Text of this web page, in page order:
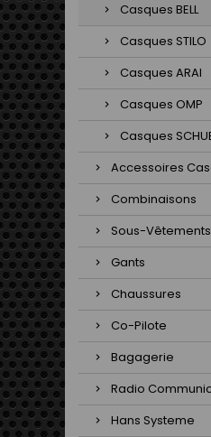
Casques BELL
Casques STILO
Casques ARAI
Casques OMP
Casques
Accessoires
Combinaisons
Sous-Vêtements
Gants
Chaussures
Co-Pilote
Bagagerie
Radio
Hans Systeme